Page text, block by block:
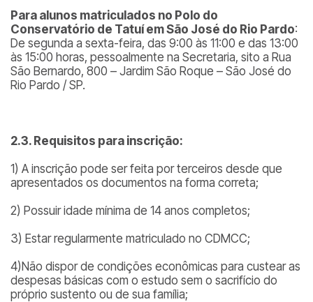
Para alunos matriculados no Polo do
Conservatório de Tatuí em São José do Rio Pardo:
De segunda a sexta-feira, das 9:00 às 11:00 e das 13:00
às 15:00 horas, pessoalmente na Secretaria, sito a Rua
São Bernardo, 800 – Jardim São Roque – São José do
Rio Pardo / SP.
2.3. Requisitos para inscrição:
1) A inscrição pode ser feita por terceiros desde que
apresentados os documentos na forma correta;
2) Possuir idade mínima de 14 anos completos;
3) Estar regularmente matriculado no CDMCC;
4)Não dispor de condições econômicas para custear as
despesas básicas com o estudo sem o sacrifício do
próprio sustento ou de sua família;